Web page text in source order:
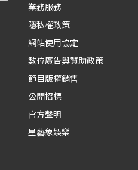
業務服務
隱私權政策
網站使用協定
數位廣告與贊助政策
節目版權銷售
公開招標
官方聲明
星藝象娛樂